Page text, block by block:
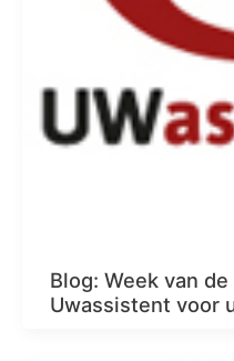
Blog: Week van
Uwassistent voor